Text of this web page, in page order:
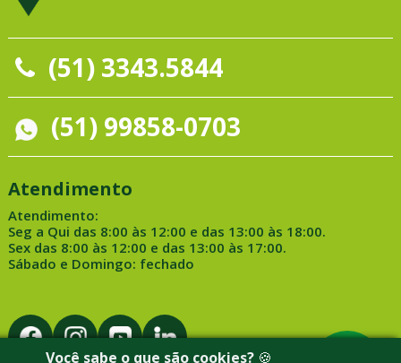
(51) 3343.5844
(51) 99858-0703
Atendimento
Atendimento:
Seg a Qui das 8:00 às 12:00 e das 13:00 às 18:00.
Sex das 8:00 às 12:00 e das 13:00 às 17:00.
Sábado e Domingo: fechado
Você sabe o que são cookies? 🍪